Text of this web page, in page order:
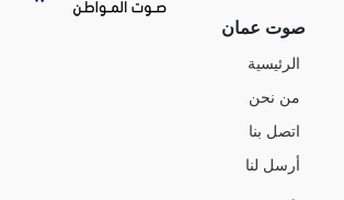
صوت عمان
الرئيسية
من نحن
اتصل بنا
أرسل لنا